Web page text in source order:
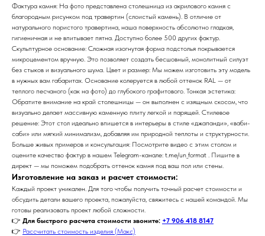
Фактура камня: На фото представлена столешница из акрилового камня с
благородным рисунком под травертин (слоистый камень). В отличие от
натурального пористого травертина, наша поверхность абсолютно гладкая,
гигиеничная и не впитывает пятна. Доступно более 500 других фактур.
Скульптурное основание: Сложная изогнутая форма подстолья покрывается
микроцементом вручную. Это позволяет создать бесшовный, монолитный силуэт
без стыков и визуального шума. Цвет и размер: Мы можем изготовить эту модель
в нужных вам габаритах. Основание колеруется в любой оттенок RAL — от
теплого песчаного (как на фото) до глубокого графитового. Тонкая эстетика:
Обратите внимание на край столешницы — он выполнен с изящным скосом, что
визуально делает массивную каменную плиту легкой и парящей. Стилевое
решение: Этот стол идеально впишется в интерьеры в стиле «джапанди», «ваби-
саби» или мягкий минимализм, добавляя им природной теплоты и структурности.
Больше живых примеров и консультация: Посмотрите видео с этим столом и
оцените качество фактур в нашем Telegram-канале: t.me/un_format . Пишите в
директ — мы поможем подобрать оттенок камня под ваш пол или стены.
Изготовление на заказ и расчет стоимости:
Каждый проект уникален. Для того чтобы получить точный расчет стоимости и
обсудить детали вашего проекта, пожалуйста, свяжитесь с нашей командой. Мы
готовы реализовать проект любой сложности.
👉 Для быстрого расчета стоимости звоните: +7 906 418 8147
👉 Рассчитать стоимость изделия (Макс)